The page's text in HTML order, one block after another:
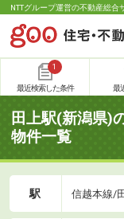
NTTグループ運営の不動産総合
1
最近検索した条件 最
田上駅(新潟県)
物件一覧
駅 信越本線/